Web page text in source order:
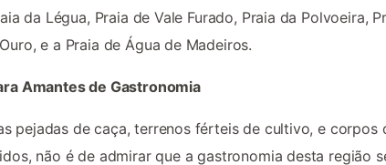
da Légua, Praia de Vale Furado, Praia da Polvoeira,
e a Praia de Água de Madeiros.
Amantes de Gastronomia
pejadas de caça, terrenos férteis de cultivo, e corpos
não é de admirar que a gastronomia desta região